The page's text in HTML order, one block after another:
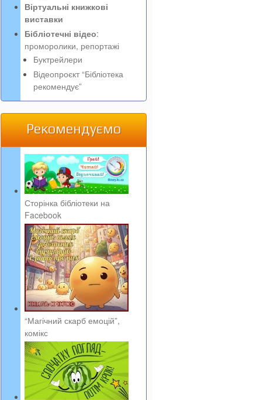
Віртуальні книжкові
виставки
Бібліотечні відео:
проморолики, репортажі
Буктрейлери
Відеопроєкт “Бібліотека
рекомендує”
Рекомендуємо
Сторінка бібліотеки на
Facebook
“Магічний скарб емоцій”,
комікс